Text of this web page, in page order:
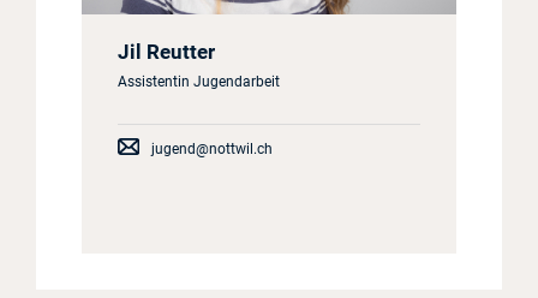
Jil Reutter
Assistentin Jugendarbeit
jugend@nottwil.ch